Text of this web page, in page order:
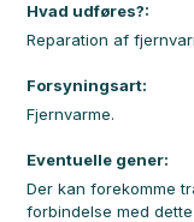
Hvad udføres?:
Reparation af
Forsyningsart:
Fjernvarme.
Eventuelle gener:
Der kan forekomme
forbindelse med